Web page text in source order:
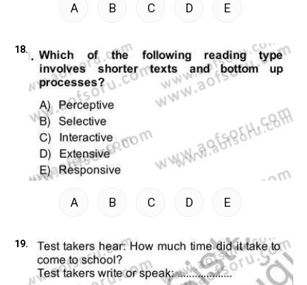
A B C D E
18.
A B C D E
19.